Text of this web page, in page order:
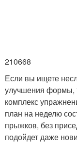
210668
Если вы ищете
улучшения формы,
комплекс
план на неделю
прыжков, без
подойдет даже